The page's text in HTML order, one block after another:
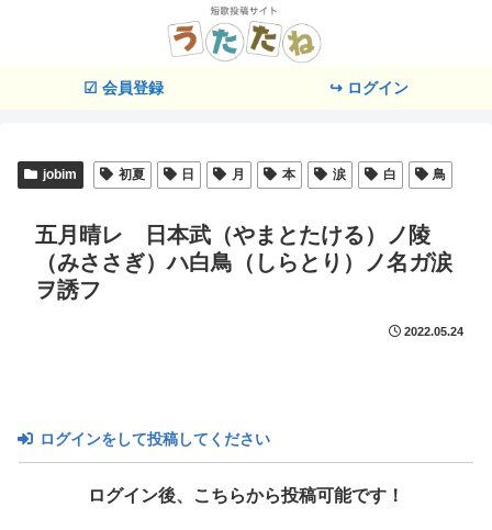
☑ 会員登録 ↪ ログイン
jobim 初夏 日 月 本 涙 白 鳥
五月晴レ 日本武（やまとたける）ノ陵
（みささぎ）ハ白鳥（しらとり）ノ名ガ涙
ヲ誘フ
2022.05.24
ログインをして投稿してください
ログイン後、こちらから投稿可能です！